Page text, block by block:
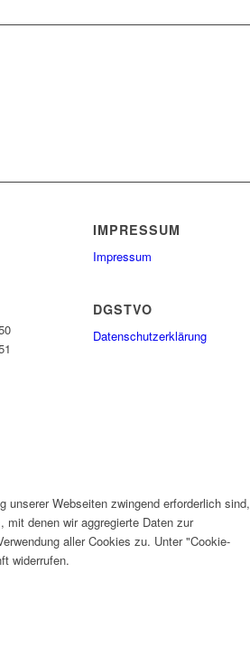
IMPRESSUM
Impressum
DGSTVO
Datenschutzerklärung
unserer Webseiten zwingend erforderlich sind,
denen wir aggregierte Daten zur
aller Cookies zu. Unter "Cookie-
widerrufen.